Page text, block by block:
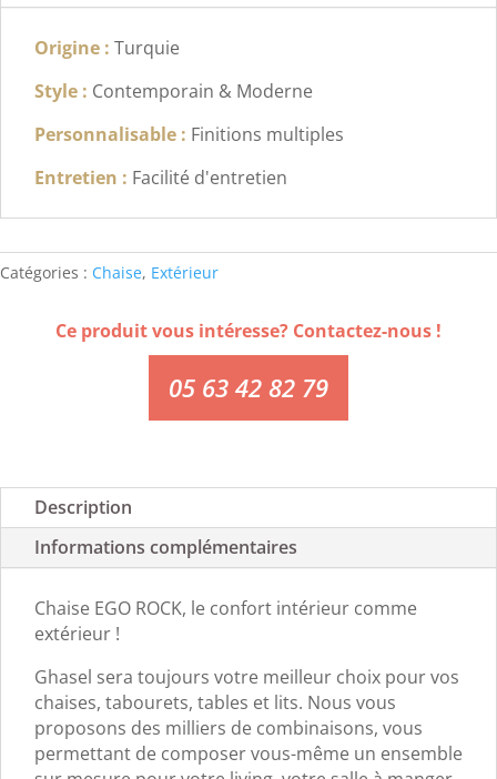
Origine : Turquie
Style : Contemporain & Moderne
Personnalisable : Finitions multiples
Entretien : Facilité d'entretien
Catégories : Chaise, Extérieur
Ce produit vous intéresse? Contactez-nous !
05 63 42 82 79
Description
Informations complémentaires
Chaise EGO ROCK, le confort intérieur comme
extérieur !
Ghasel sera toujours votre meilleur choix pour vos
chaises, tabourets, tables et lits. Nous vous
proposons des milliers de combinaisons, vous
permettant de composer vous-même un ensemble